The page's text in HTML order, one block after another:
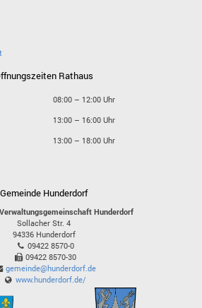
Rathaus
08:00 – 12:00 Uhr
13:00 – 16:00 Uhr
13:00 – 18:00 Uhr
Gemeinde Hunderdorf
Hunderdorf
Sollacher Str. 4
94336 Hunderdorf
09422 8570-0
09422 8570-30
gemeinde@hunderdorf.de
www.hunderdorf.de/